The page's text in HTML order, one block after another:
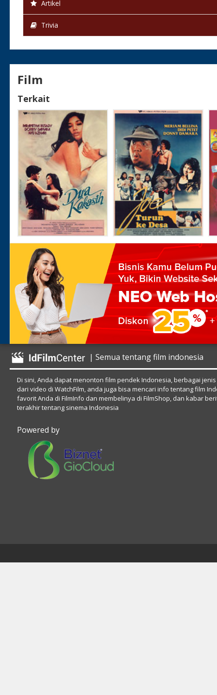
Artikel
Trivia
Film
Terkait
| Semua tentang film indonesia
Di sini, Anda dapat menonton film pendek Indonesia, berbagai
dari video di WatchFilm, anda juga bisa mencari info tentang film
favorit Anda di FilmInfo dan membelinya di FilmShop, dan kabar
terakhir tentang sinema Indonesia
Powered by